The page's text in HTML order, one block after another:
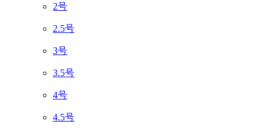
2号
2.5号
3号
3.5号
4号
4.5号